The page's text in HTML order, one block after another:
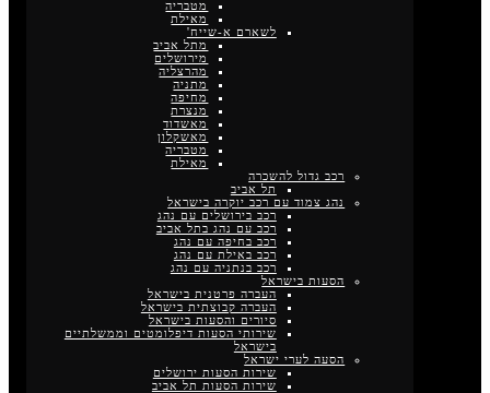
מטבריה
מאילת
לשארם א-שייח'
מתל אביב
מירושלים
מהרצליה
מתניה
מחיפה
מנצרת
מאשדוד
מאשקלון
מטבריה
מאילת
רכב גדול להשכרה
תל אביב
נהג צמוד עם רכב יוקרה בישראל
רכב בירושלים עם נהג
רכב עם נהג בתל אביב
רכב בחיפה עם נהג
רכב באילת עם נהג
רכב בנתניה עם נהג
הסעות בישראל
העברה פרטנית בישראל
העברה קבוצתית בישראל
סיורים והסעות בישראל
שירותי הסעות דיפלומטים וממשלתיים
בישראל
הסעה לערי ישראל
שירות הסעות ירושלים
שירות הסעות תל אביב